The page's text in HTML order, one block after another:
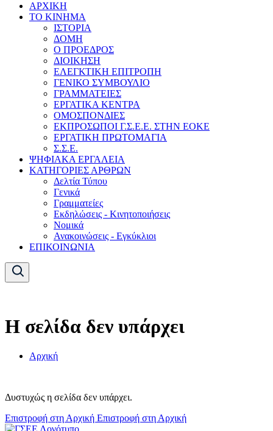
ΑΡΧΙΚΗ
ΤΟ ΚΙΝΗΜΑ
ΙΣΤΟΡΙΑ
ΔΟΜΗ
Ο ΠΡΟΕΔΡΟΣ
ΔΙΟΙΚΗΣΗ
ΕΛΕΓΚΤΙΚΗ ΕΠΙΤΡΟΠΗ
ΓΕΝΙΚΟ ΣΥΜΒΟΥΛΙΟ
ΓΡΑΜΜΑΤΕΙΕΣ
ΕΡΓΑΤΙΚΑ ΚΕΝΤΡΑ
ΟΜΟΣΠΟΝΔΙΕΣ
ΕΚΠΡΟΣΩΠΟΙ Γ.Σ.Ε.Ε. ΣΤΗΝ ΕΟΚΕ
ΕΡΓΑΤΙΚΗ ΠΡΩΤΟΜΑΓΙΑ
Σ.Σ.Ε.
ΨΗΦΙΑΚΑ ΕΡΓΑΛΕΙΑ
ΚΑΤΗΓΟΡΙΕΣ ΑΡΘΡΩΝ
Δελτία Τύπου
Γενικά
Γραμματείες
Εκδηλώσεις - Κινητοποιήσεις
Νομικά
Ανακοινώσεις - Εγκύκλιοι
ΕΠΙΚΟΙΝΩΝΙΑ
Η σελίδα δεν υπάρχει
Αρχική
Δυστυχώς η σελίδα δεν υπάρχει.
Επιστροφή στη Αρχική Επιστροφή στη Αρχική